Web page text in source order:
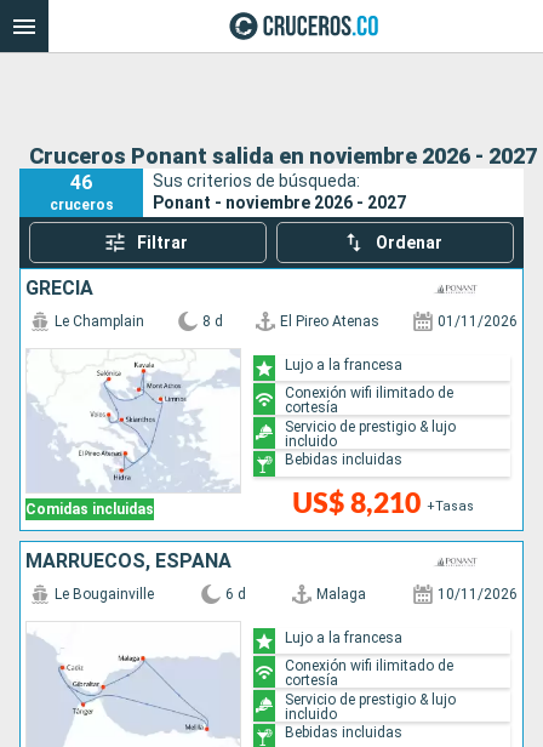
Cruceros Ponant salida en noviembre 2026 - 2027
46
cruceros
Sus criterios de búsqueda:
Ponant - noviembre 2026 - 2027
Filtrar Ordenar
GRECIA
Comidas incluidas
Le Champlain 8 d El Pireo Atenas 01/11/2026
US$ 8,210 +Tasas
Lujo a la francesa
Conexión wifi ilimitado de
cortesía
Servicio de prestigio & lujo
incluido
Bebidas incluidas
MARRUECOS, ESPAÑA
Le Bougainville 6 d Malaga 10/11/2026
Lujo a la francesa
Conexión wifi ilimitado de
cortesía
Servicio de prestigio & lujo
incluido
Bebidas incluidas